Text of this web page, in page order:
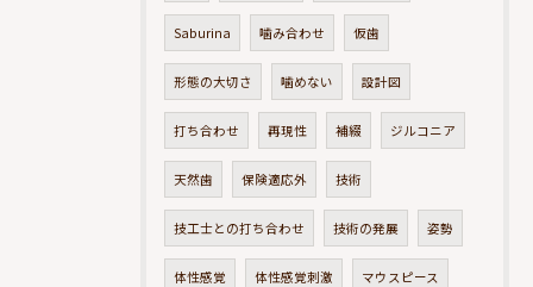
Saburina 噛み合わせ 仮歯
形態の大切さ 噛めない 設計図
打ち合わせ 再現性 補綴 ジルコニア
天然歯 保険適応外 技術
技工士との打ち合わせ 技術の発展 姿勢
体性感覚 体性感覚刺激 マウスピース